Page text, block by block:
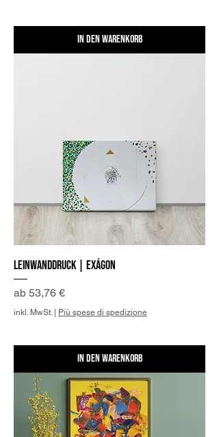
In den Warenkorb
Leinwanddruck | Exágon
ab 53,76 €
Sale-Preis
inkl. MwSt. | Più spese di spedizione
In den Warenkorb